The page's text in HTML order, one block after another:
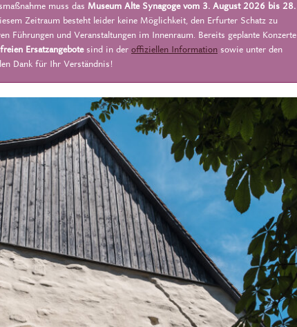
muss das Museum Alte Synagoge vom 3. August 2026 bis 28.
Zeitraum besteht leider keine Möglichkeit, den Erfurter Schatz zu
Führungen und Veranstaltungen im Innenraum. Bereits geplante Konzerte
Ersatzangebotesind in der offiziellen Information sowie unter den
Dank für Ihr Verständnis!